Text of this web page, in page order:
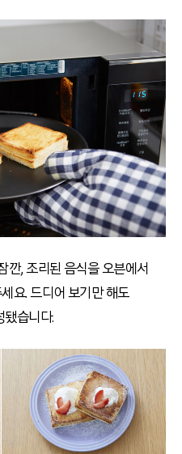
깐, 조리된 음식을 오븐에서
요. 드디어 보기만 해도
됐습니다.